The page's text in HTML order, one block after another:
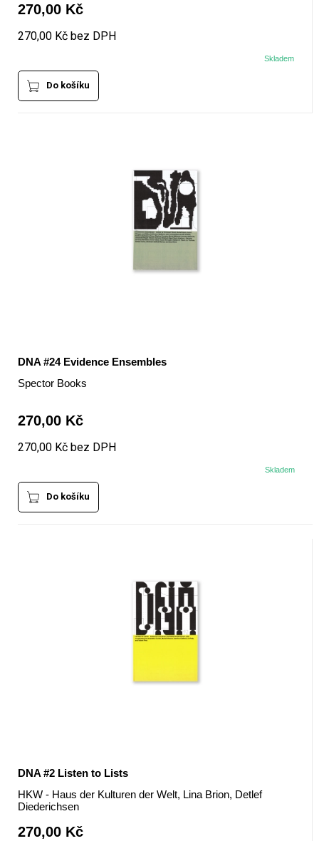
270,00 Kč
270,00 Kč bez DPH
Skladem
Do košíku
DNA #24 Evidence Ensembles
Spector Books
270,00 Kč
270,00 Kč bez DPH
Skladem
Do košíku
DNA #2 Listen to Lists
HKW - Haus der Kulturen der Welt, Lina Brion, Detlef
Diederichsen
270,00 Kč